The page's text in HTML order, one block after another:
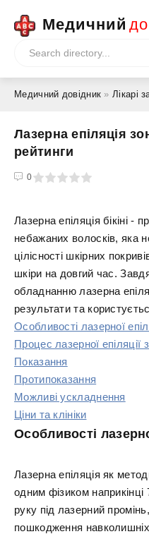
Медичний
Медичний довідник »Лікарі
Лазерна епіляція
рейтинги
0
5
Лазерна епіляція бікіні -
небажаних волосків, яка
цілісності шкірних
шкіри на довгий час.
обладнанню лазерна
результати та
Особливості лазерної
Процес лазерної епіляції
Показання
Протипоказання
Можливі ускладнення
Ціни та клініки
Особливості
Лазерна епіляція як
одним фізиком
руку під лазерний
пошкодження